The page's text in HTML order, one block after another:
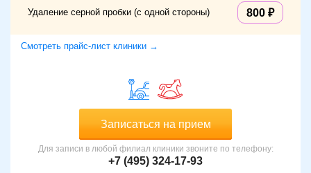
Удаление серной пробки (с одной стороны) 800
Смотреть прайс-лист клиники →
Записаться на прием
Для записи в любой филиал клиники звоните по телефону:
+7 (495) 324-17-93